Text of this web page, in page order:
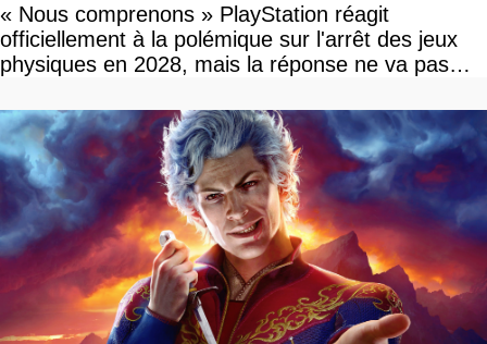
« Nous comprenons » PlayStation réagit
officiellement à la polémique sur l'arrêt des jeux
physiques en 2028, mais la réponse ne va pas